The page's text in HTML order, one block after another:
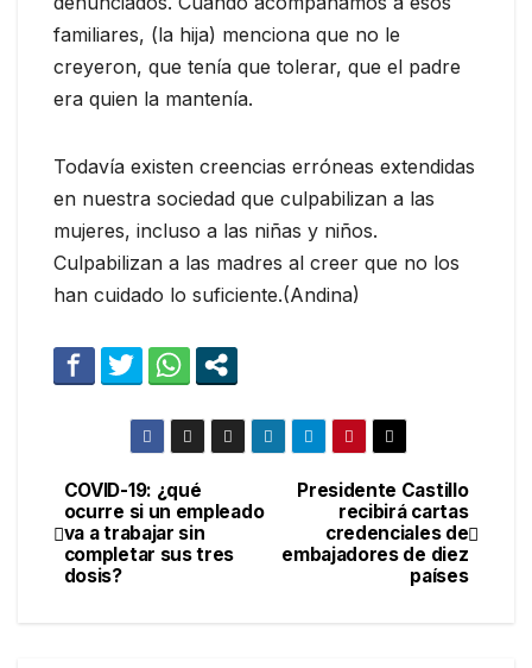
familiares, (la hija) menciona que no le
creyeron, que tenía que tolerar, que el padre
era quien la mantenía.
Todavía existen creencias erróneas extendidas
en nuestra sociedad que culpabilizan a las
mujeres, incluso a las niñas y niños.
Culpabilizan a las madres al creer que no los
han cuidado lo suficiente.(Andina)
Navegación
de
Presidente Castillo
recibirá cartas
credenciales de
embajadores de diez
países
COVID-19: ¿qué
ocurre si un empleado
va a trabajar sin
completar sus tres
dosis?